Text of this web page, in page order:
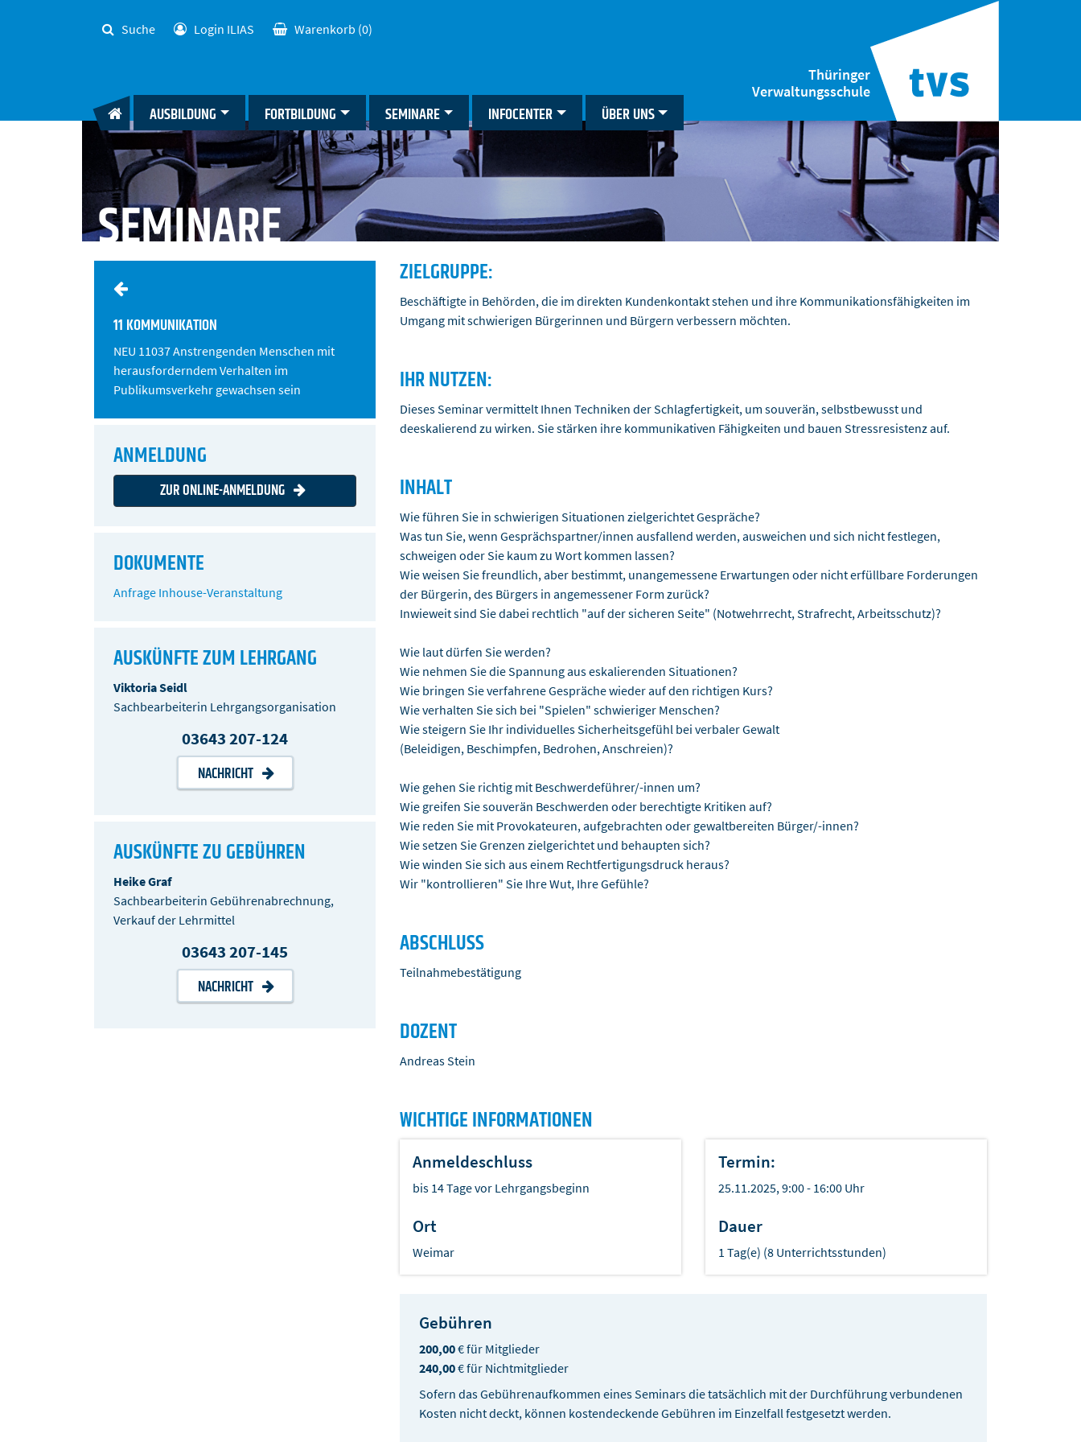
Thüringer
Verwaltungsschule
Suche Login ILIAS Warenkorb (0)
AUSBILDUNG FORTBILDUNG SEMINARE INFOCENTER ÜBER UNS
SEMINARE
11 KOMMUNIKATION
NEU 11037 Anstrengenden Menschen mit
herausforderndem Verhalten im
Publikumsverkehr gewachsen sein
ANMELDUNG
ZUR ONLINE-ANMELDUNG
DOKUMENTE
Anfrage Inhouse-Veranstaltung
AUSKÜNFTE ZUM LEHRGANG
Viktoria Seidl
Sachbearbeiterin Lehrgangsorganisation
03643 207-124
NACHRICHT
AUSKÜNFTE ZU GEBÜHREN
Heike Graf
Sachbearbeiterin Gebührenabrechnung,
Verkauf der Lehrmittel
03643 207-145
NACHRICHT
ZIELGRUPPE:
Beschäftigte in Behörden, die im direkten Kundenkontakt stehen und ihre Kommunikationsfähigkeiten im
Umgang mit schwierigen Bürgerinnen und Bürgern verbessern möchten.
IHR NUTZEN:
Dieses Seminar vermittelt Ihnen Techniken der Schlagfertigkeit, um souverän, selbstbewusst und
deeskalierend zu wirken. Sie stärken ihre kommunikativen Fähigkeiten und bauen Stressresistenz auf.
INHALT
Wie führen Sie in schwierigen Situationen zielgerichtet Gespräche?
Was tun Sie, wenn Gesprächspartner/innen ausfallend werden, ausweichen und sich nicht festlegen,
schweigen oder Sie kaum zu Wort kommen lassen?
Wie weisen Sie freundlich, aber bestimmt, unangemessene Erwartungen oder nicht erfüllbare Forderungen
der Bürgerin, des Bürgers in angemessener Form zurück?
Inwieweit sind Sie dabei rechtlich "auf der sicheren Seite" (Notwehrrecht, Strafrecht, Arbeitsschutz)?
Wie laut dürfen Sie werden?
Wie nehmen Sie die Spannung aus eskalierenden Situationen?
Wie bringen Sie verfahrene Gespräche wieder auf den richtigen Kurs?
Wie verhalten Sie sich bei "Spielen" schwieriger Menschen?
Wie steigern Sie Ihr individuelles Sicherheitsgefühl bei verbaler Gewalt
(Beleidigen, Beschimpfen, Bedrohen, Anschreien)?
Wie gehen Sie richtig mit Beschwerdeführer/-innen um?
Wie greifen Sie souverän Beschwerden oder berechtigte Kritiken auf?
Wie reden Sie mit Provokateuren, aufgebrachten oder gewaltbereiten Bürger/-innen?
Wie setzen Sie Grenzen zielgerichtet und behaupten sich?
Wie winden Sie sich aus einem Rechtfertigungsdruck heraus?
Wir "kontrollieren" Sie Ihre Wut, Ihre Gefühle?
ABSCHLUSS
Teilnahmebestätigung
DOZENT
Andreas Stein
WICHTIGE INFORMATIONEN
Anmeldeschluss
bis 14 Tage vor Lehrgangsbeginn
Ort
Weimar
Termin:
25.11.2025, 9:00 - 16:00 Uhr
Dauer
1 Tag(e) (8 Unterrichtsstunden)
Gebühren
200,00€ für Mitglieder
240,00€ für Nichtmitglieder
Sofern das Gebührenaufkommen eines Seminars die tatsächlich mit der Durchführung verbundenen
Kosten nicht deckt, können kostendeckende Gebühren im Einzelfall festgesetzt werden.